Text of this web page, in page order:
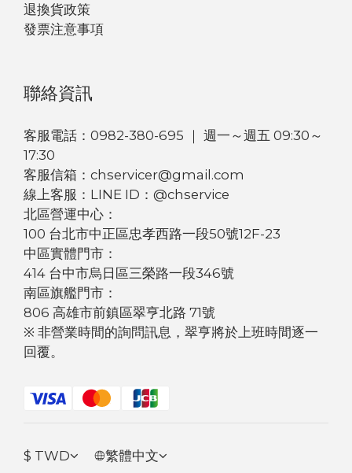
退換貨政策
發票注意事項
聯絡資訊
客服電話：0982-380-695 ｜ 週一～週五 09:30～
17:30
客服信箱：chservicer@gmail.com
線上客服：LINE ID：@chservice
北區營運中心：
100 台北市中正區忠孝西路一段50號12F-23
中區實體門市：
414 台中市烏日區三榮路一段346號
南區旗艦門市：
806 高雄市前鎮區翠亨北路 71號
※ 非營業時間的詢問訊息，翠亨將於上班時間逐一
回覆。
$ TWD 繁體中文